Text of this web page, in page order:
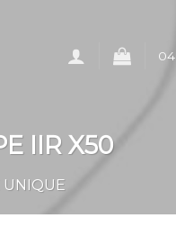
IIR X50
UNIQUE